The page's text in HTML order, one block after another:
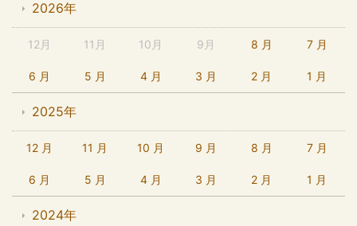
2026年
12月 11月 10月 9月 8 月 7 月
6 月 5 月 4 月 3 月 2 月 1 月
2025年
12 月 11 月 10 月 9 月 8 月 7 月
6 月 5 月 4 月 3 月 2 月 1 月
2024年